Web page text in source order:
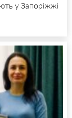
у Запоріжжі